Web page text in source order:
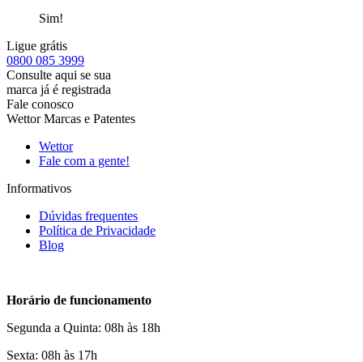
Sim!
Ligue grátis
0800 085 3999
Consulte aqui se sua
marca já é registrada
Fale conosco
Wettor Marcas e Patentes
Wettor
Fale com a gente!
Informativos
Dúvidas frequentes
Política de Privacidade
Blog
Horário de funcionamento
Segunda a Quinta: 08h às 18h
Sexta: 08h às 17h